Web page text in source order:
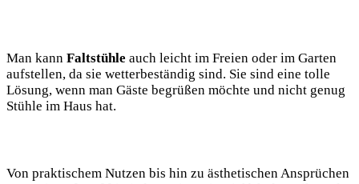
Man kann Faltstühle auch⁢ leicht im ⁤Freien oder im Garten
aufstellen, da sie wetterbeständig sind. Sie sind​ eine tolle
Lösung, wenn man Gäste begrüßen‍ möchte und‍ nicht genug
Stühle im Haus hat.‌
Von praktischem Nutzen ⁢bis hin zu ästhetischen Ansprüchen